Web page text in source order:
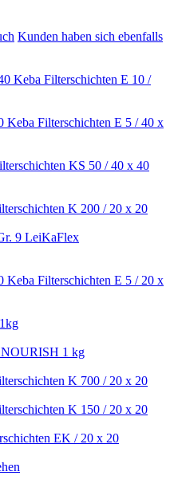
Kunden haben sich ebenfalls
Keba Filterschichten E 10 /
Keba Filterschichten E 5 / 40 x
KS 50 / 40 x 40
K 200 / 20 x 20
LeiKaFlex
Keba Filterschichten E 5 / 20 x
1 kg
K 700 / 20 x 20
K 150 / 20 x 20
EK / 20 x 20